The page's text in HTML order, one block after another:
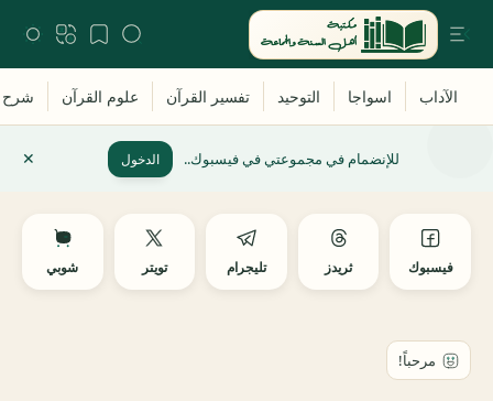
للإنضمام في مجموعتي في فيسبوك.. الدخول
فيسبوك ثريدز تليجرام تويتر شوبي